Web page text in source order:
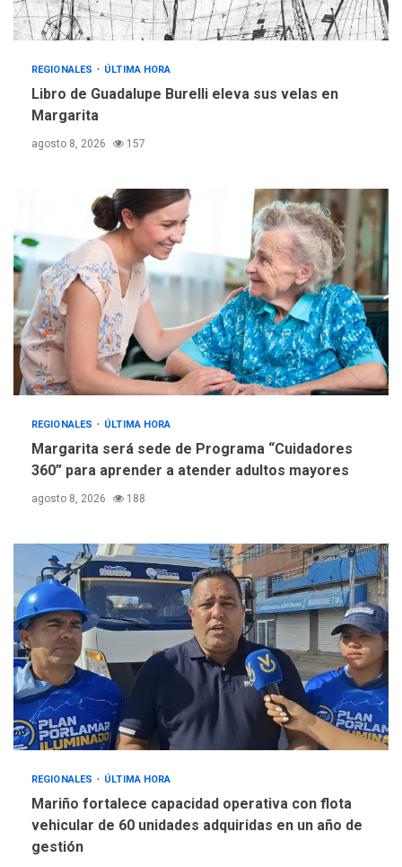
4
REGIONALES ÚLTIMA HORA
«Juan Bautista Arismendi» a
la altura de Macho Muerto
trabajan en diplomado para
creación y manejo de
estadísticas de turismo
REGIONALES ÚLTIMA HORA
Libro de Guadalupe Burelli eleva sus velas en
Margarita
agosto 8, 2026 157
REGIONALES ÚLTIMA HORA
Margarita será sede de Programa “Cuidadores
360” para aprender a atender adultos mayores
agosto 8, 2026 188
REGIONALES ÚLTIMA HORA
Mariño fortalece capacidad operativa con flota
vehicular de 60 unidades adquiridas en un año de
gestión